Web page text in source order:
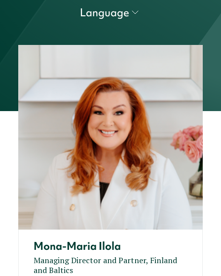
Language
Mona-Maria Ilola
Managing Director and Partner, Finland
and Baltics